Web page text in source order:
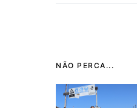
NÃO PERCA...